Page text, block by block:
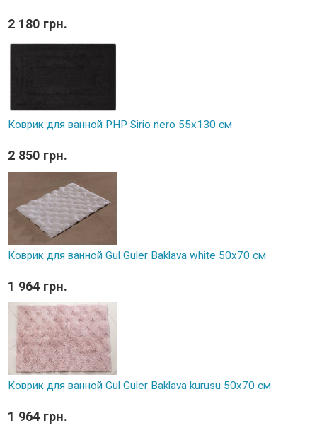
2 180 грн.
Коврик для ванной PHP Sirio nero 55x130 см
2 850 грн.
Коврик для ванной Gul Guler Baklava white 50х70 см
1 964 грн.
Коврик для ванной Gul Guler Baklava kurusu 50х70 см
1 964 грн.